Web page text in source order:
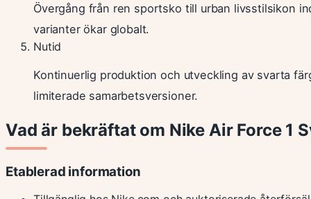
Övergång från ren sportsko till urban livsstilsikon
varianter ökar globalt.
Nutid
Kontinuerlig produktion och utveckling av svarta
limiterade samarbetsversioner.
Vad är bekräftat om Nike Air Force 1
Etablerad information